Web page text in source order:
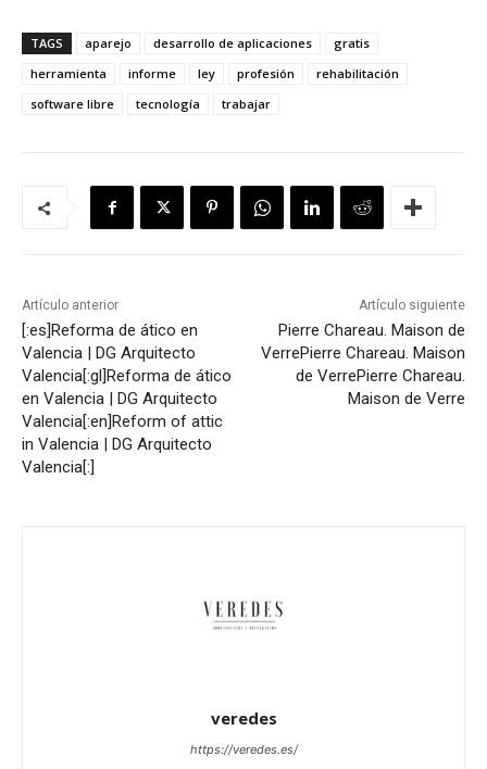
TAGS aparejo desarrollo de aplicaciones
gratis
herramienta
informe ley profesión
rehabilitación
software libre
tecnología trabajar
Artículo anterior
[:es]Reforma de ático en
Valencia | DG Arquitecto
Valencia[:gl]Reforma de ático
en Valencia | DG Arquitecto
Valencia[:en]Reform of attic
in Valencia | DG Arquitecto
Valencia[:]
Artículo siguiente
Pierre Chareau. Maison de
VerrePierre Chareau. Maison
de VerrePierre Chareau.
Maison de Verre
veredes
https://veredes.es/